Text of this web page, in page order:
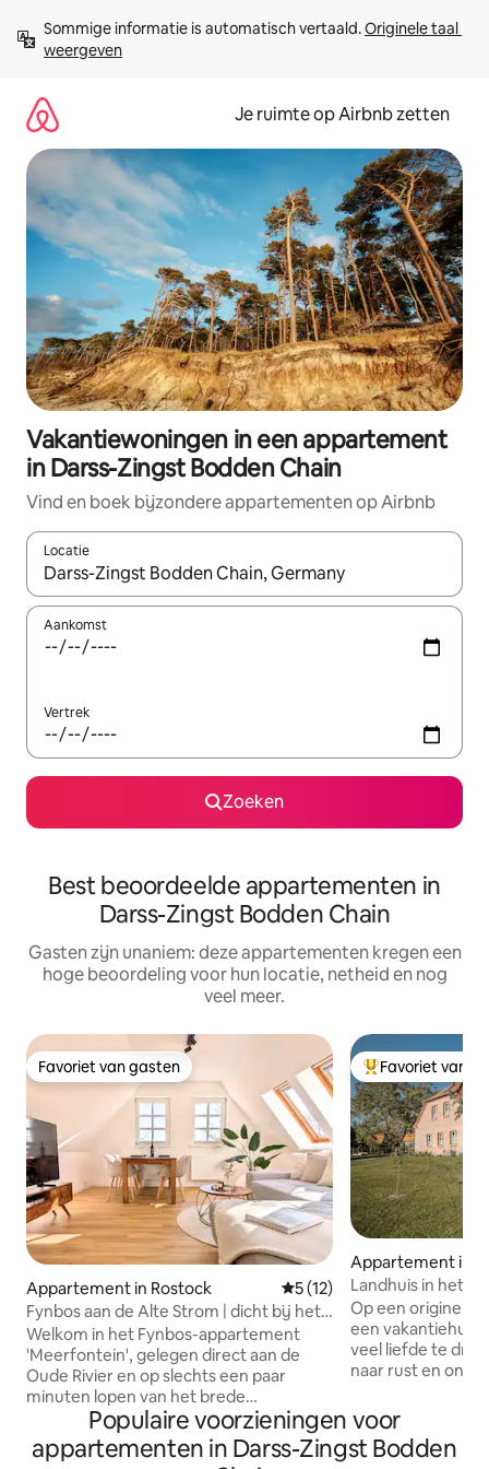
direct
naar
Sommige informatie is automatisch vertaald. Originele taal
weergeven
Je ruimte op Airbnb zetten
Vakantiewoningen in een appartement
in Darss-Zingst Bodden Chain
Vind en boek bijzondere appartementen op Airbnb
Locatie
Wanneer er suggesties beschikbaar zijn, maak je een keuze
Aankomst
Vertrek
Zoeken
Best beoordeelde appartementen in
Darss-Zingst Bodden Chain
Gasten zijn unaniem: deze appartementen kregen een
hoge beoordeling voor hun locatie, netheid en nog
veel meer.
Favoriet van gasten
Favoriet van gasten
Appartement in Rostock Gemiddelde beoordeling
5 (12)
Fynbos aan de Alte Strom | dicht bij het
strand met uitzicht op de rivier
Welkom in het Fynbos-appartement
'Meerfontein', gelegen direct aan de
Oude Rivier en op slechts een paar
minuten lopen van het brede
zandstrand in Warnemünde! Je
moderne appartement van 45 m²
(484 vierkante voet) heeft alles wat je
Topfavoriet van
Favoriet van
Appartement in
Landhuis in het
Op een originele
een vakantiehuis
veel liefde te
naar rust en
om te blijven
comfortabel bij
boek lezen op de
Populaire voorzieningen voor
appartementen in Darss-Zingst Bodden